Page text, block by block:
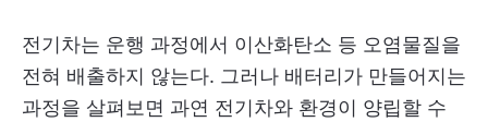
전기차는 운행 과정에서 이산화탄소 등 오염물질을
전혀 배출하지 않는다. 그러나 배터리가 만들어지는
과정을 살펴보면 과연 전기차와 환경이 양립할 수